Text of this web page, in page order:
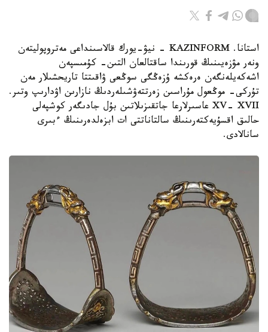
استانا. KAZINFORM - نيۋ-يورك قالاسىنداعى مەتروپوليتەن
ونەر مۋزەيىنىڭ قورىندا ساقتالعان التىن- كۇمىسپەن
اشەكەيلەنگەن ەرەكشە ۇزەڭگى سوڭعى ۋاقىتتا تاريحشىلار مەن
تۇركى- موڭعول مۇراسىن زەرتتەۋشىلەردىڭ نازارىن اۋدارىپ وتىر.
XV- XVII عاسىرلارعا جاتقىزىلاتىن بۇل جادىگەر كوشپەلى
حالىق اقسۇيەكتەرىنىڭ سالتاناتتى ات ابزەلدەرىنىڭ ءبىرى
سانالادى.